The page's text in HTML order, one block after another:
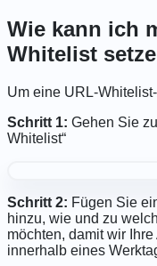
Wie kann ich
Whitelist
Um eine URL-
Schritt 1: Gehen Sie
Whitelist“
Schritt 2: Fügen Sie
hinzu, wie und zu
möchten, damit wir
innerhalb eines